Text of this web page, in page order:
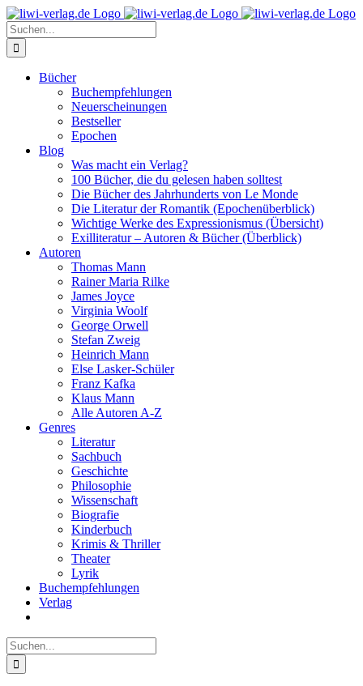
Skip
to
content
Suche
nach:
Bücher
Buchempfehlungen
Neuerscheinungen
Bestseller
Epochen
Blog
Was macht ein Verlag?
100 Bücher, die du gelesen haben solltest
Die Bücher des Jahrhunderts von Le Monde
Die Literatur der Romantik (Epochenüberblick)
Wichtige Werke des Expressionismus (Übersicht)
Exilliteratur – Autoren & Bücher (Überblick)
Autoren
Thomas Mann
Rainer Maria Rilke
James Joyce
Virginia Woolf
George Orwell
Stefan Zweig
Heinrich Mann
Else Lasker-Schüler
Franz Kafka
Klaus Mann
Alle Autoren A-Z
Genres
Literatur
Sachbuch
Geschichte
Philosophie
Wissenschaft
Biografie
Kinderbuch
Krimis & Thriller
Theater
Lyrik
Buchempfehlungen
Verlag
Suche
nach: